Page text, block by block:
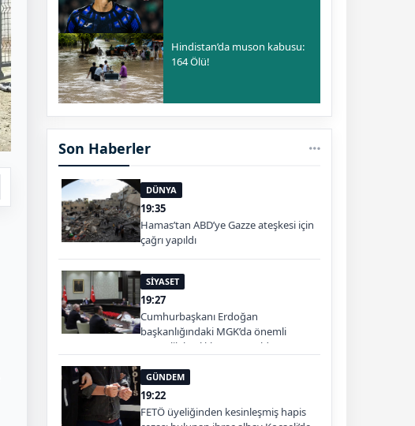
Hindistan’da muson kabusu:
164 Ölü!
Son Haberler
DÜNYA
19:35
Hamas’tan ABD’ye Gazze ateşkesi için
çağrı yapıldı
SİYASET
19:27
Cumhurbaşkanı Erdoğan
başkanlığındaki MGK’da önemli
güvenlik başlıkları görüşüldü
GÜNDEM
19:22
FETÖ üyeliğinden kesinleşmiş hapis